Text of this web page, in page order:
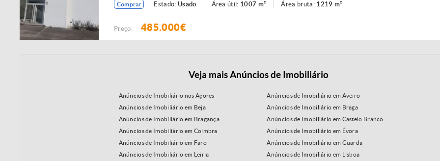
Comprar Estado: Usado Área útil: 1007 m² Área bruta: 1219 m²
Preço: 485.000€
Veja mais Anúncios de Imobiliário
Anúncios de Imobiliário nos Açores
Anúncios de Imobiliário em Aveiro
Anúncios de Imobiliário em Beja
Anúncios de Imobiliário em Braga
Anúncios de Imobiliário em Bragança
Anúncios de Imobiliário em Castelo Branco
Anúncios de Imobiliário em Coimbra
Anúncios de Imobiliário em Évora
Anúncios de Imobiliário em Faro
Anúncios de Imobiliário em Guarda
Anúncios de Imobiliário em Leiria
Anúncios de Imobiliário em Lisboa